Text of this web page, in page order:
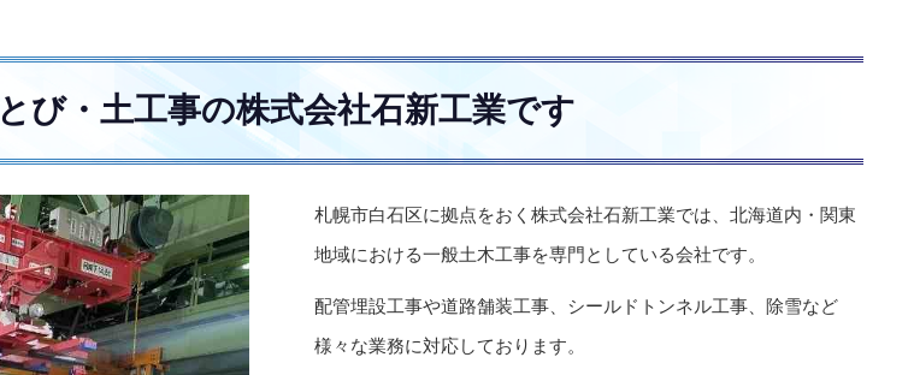
とび・土工事の株式会社石新工業です
札幌市白石区に拠点をおく株式会社石新工業では、北海道内・関東
地域における一般土木工事を専門としている会社です。
配管埋設工事や道路舗装工事、シールドトンネル工事、除雪など
様々な業務に対応しております。